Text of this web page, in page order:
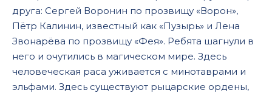
друга: Сергей Воронин по прозвищу «Ворон»,
Пётр Калинин, известный как «Пузырь» и Лена
Звонарёва по прозвищу «Фея». Ребята шагнули в
него и очутились в магическом мире. Здесь
человеческая раса уживается с минотаврами и
эльфами. Здесь существуют рыцарские ордены,